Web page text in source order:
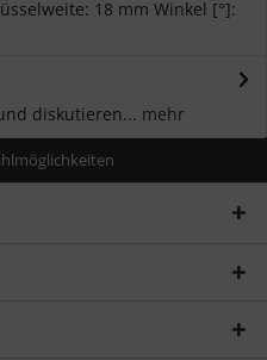
18 mm Winkel [°]:
diskutieren... mehr